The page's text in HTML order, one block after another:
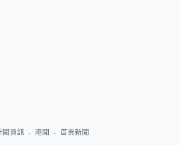
聞資訊 港聞 首頁新聞